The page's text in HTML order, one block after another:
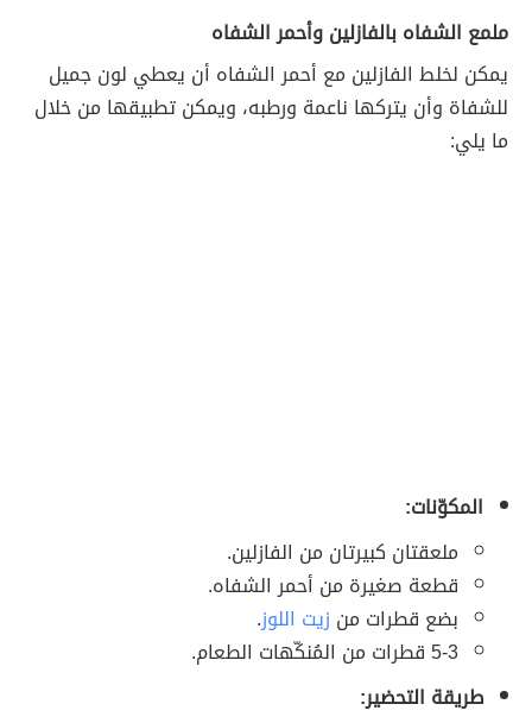
ملمع الشفاه بالفازلين وأحمر الشفاه
يمكن لخلط الفازلين مع أحمر الشفاه أن يعطي لون جميل
للشفاة وأن يتركها ناعمة ورطبه، ويمكن تطبيقها من خلال
ما يلي:
المكوّنات:
ملعقتان كبيرتان من الفازلين.
قطعة صغيرة من أحمر الشفاه.
بضع قطرات من زيت اللوز.
5-3 قطرات من المُنكّهات الطعام.
طريقة التحضير: